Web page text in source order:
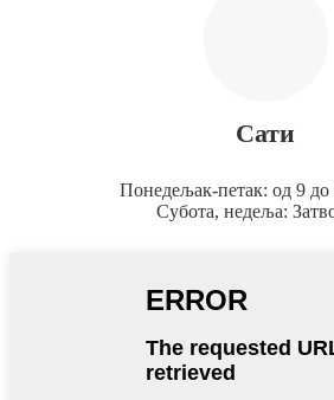
Сати
Понедељак-петак: од 9 до
Субота, недеља: